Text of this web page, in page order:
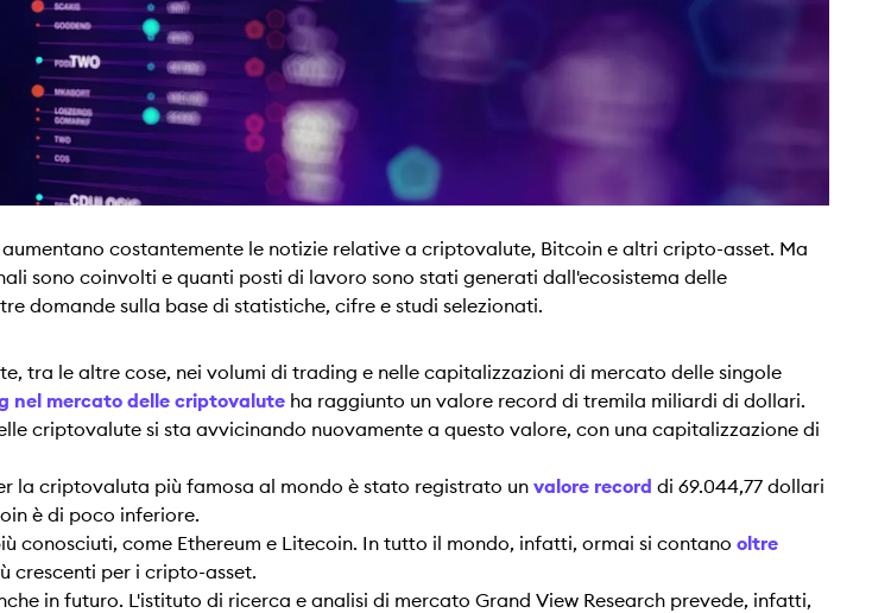
costantemente le notizie relative a criptovalute, Bitcoin e altri cripto-asset. Ma
sono coinvolti e quanti posti di lavoro sono stati generati dall'ecosistema delle
domande sulla base di statistiche, cifre e studi selezionati.
tra le altre cose, nei volumi di trading e nelle capitalizzazioni di mercato delle singole
nel mercato delle criptovalute ha raggiunto un valore record di tremila miliardi di dollari.
criptovalute si sta avvicinando nuovamente a questo valore, con una capitalizzazione di
la criptovaluta più famosa al mondo è stato registrato un valore record di 69.044,77 dollari
è di poco inferiore.
come Ethereum e Litecoin. In tutto il mondo, infatti, ormai si contano oltre
crescenti per i cripto-asset.
in futuro. L'istituto di ricerca e analisi di mercato Grand View Research prevede, infatti,